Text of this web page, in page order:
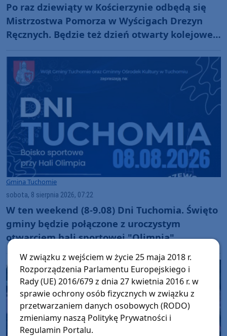
Po raz dziewiąty w Kościerzynie odbędą się
Mistrzostwa Pomorza w Wyścigach Drezyn
Ręcznych. Będzie też dzień otwarty kolejowej
Gmina Tuchomie
sobota, 8 sierpnia 2026, 07:22
W ten weekend (8-9.08) Dni Tuchomia. Święto
gminy będzie połączone z uroczystym
otwarciem hali sportowej "Olimpia"
W związku z wejściem w życie 25 maja 2018 r.
Rozporządzenia Parlamentu Europejskiego i
Rady (UE) 2016/679 z dnia 27 kwietnia 2016 r. w
sprawie ochrony osób fizycznych w związku z
przetwarzaniem danych osobowych (RODO)
zmieniamy naszą Politykę Prywatności i
Regulamin Portalu.